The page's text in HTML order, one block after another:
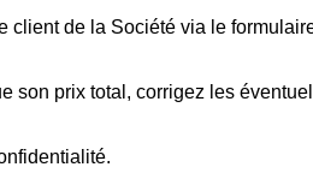
client de la Société via le
son prix total, corrigez les